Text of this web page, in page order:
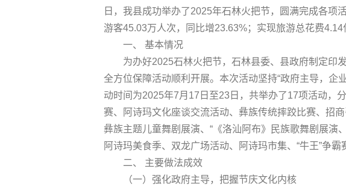
日，我县成功举办了2025年石林火把节，圆满完成各
游客45.03万人次，同比增23.63%；实现旅游总花费4.14
一、 基本情况
为办好2025石林火把节，石林县委、县政府制定印
全方位保障活动顺利开展。本次活动坚持“政府主导，企
动时间为2025年7月17日至23日，共举办了17项活动，
赛、阿诗玛文化座谈交流活动、彝族传统摔跤比赛、招
彝族主题儿童舞剧展演、“《洛汕阿布》民族歌舞剧展演
阿诗玛美食季、双龙广场活动、阿诗玛市集、“牛王”争霸
二、 主要做法成效
（一）强化政府主导，把握节庆文化内核